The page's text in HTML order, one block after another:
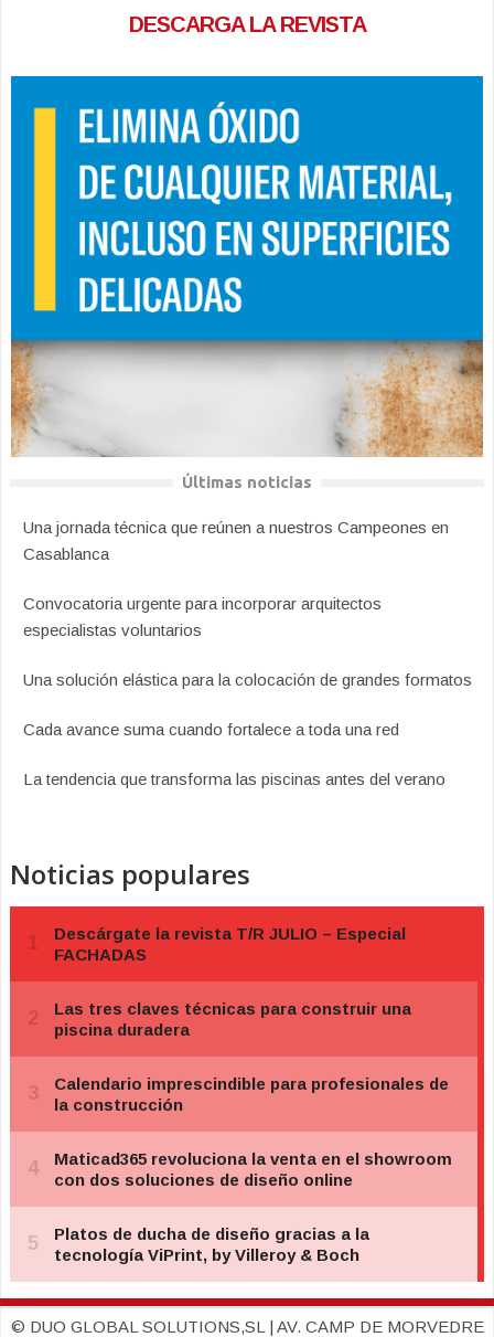
DESCARGA LA REVISTA
Últimas noticias
Una jornada técnica que reúnen a nuestros Campeones en
Casablanca
Convocatoria urgente para incorporar arquitectos
especialistas voluntarios
Una solución elástica para la colocación de grandes formatos
Cada avance suma cuando fortalece a toda una red
La tendencia que transforma las piscinas antes del verano
Noticias populares
© DUO GLOBAL SOLUTIONS,SL | AV. CAMP DE MORVEDRE